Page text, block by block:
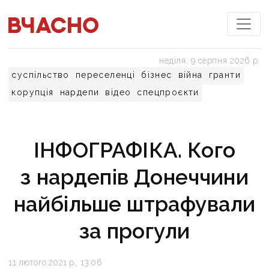
суспільство переселенці бізнес війна
гранти
корупція
нардепи відео спецпроєкти
неділя, 9 серпня 2026 р.
ІНФОГРАФІКА. Кого
з нардепів Донеччини
найбільше штрафували
за прогули
11 лютого 2021 р., 13:06